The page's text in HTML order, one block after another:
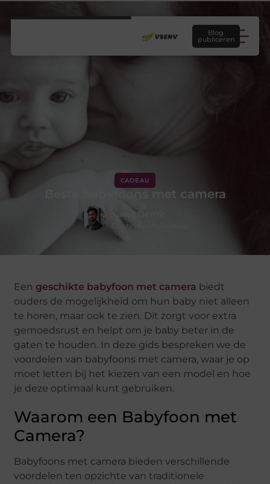
Blog
publiceren
CADEAU
Beste babyfoons met camera
Yusuf Demir
Contentontwikkelaar
Eengeschikte babyfoon met camera biedt
ouders de mogelijkheid om hun baby niet alleen
te horen, maar ook te zien. Dit zorgt voor extra
gemoedsrust en helpt om je baby beter in de
gaten te houden. In deze gids bespreken we de
voordelen van babyfoons met camera, waar je op
moet letten bij het kiezen van een model en hoe
je deze optimaal kunt gebruiken.
Waarom een Babyfoon met
Camera?
Babyfoons met camera bieden verschillende
voordelen ten opzichte van traditionele